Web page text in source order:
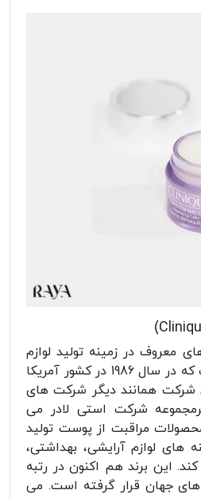
معروف در زمینه تولید لوازم
آرایشی و بهداشتی است که در سال 1986 در کشور آمریکا
همانند دیگر شرکت های
شرکت استی لادر می
مراقبت از پوست تولید
های لوازم آرایشی، بهداشتی،
این برند هم اکنون در رتبه
جهان قرار گرفته است. می